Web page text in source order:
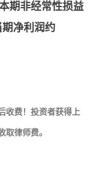
期非经常性损益
净利润约
费！投资者获得上
律师费。